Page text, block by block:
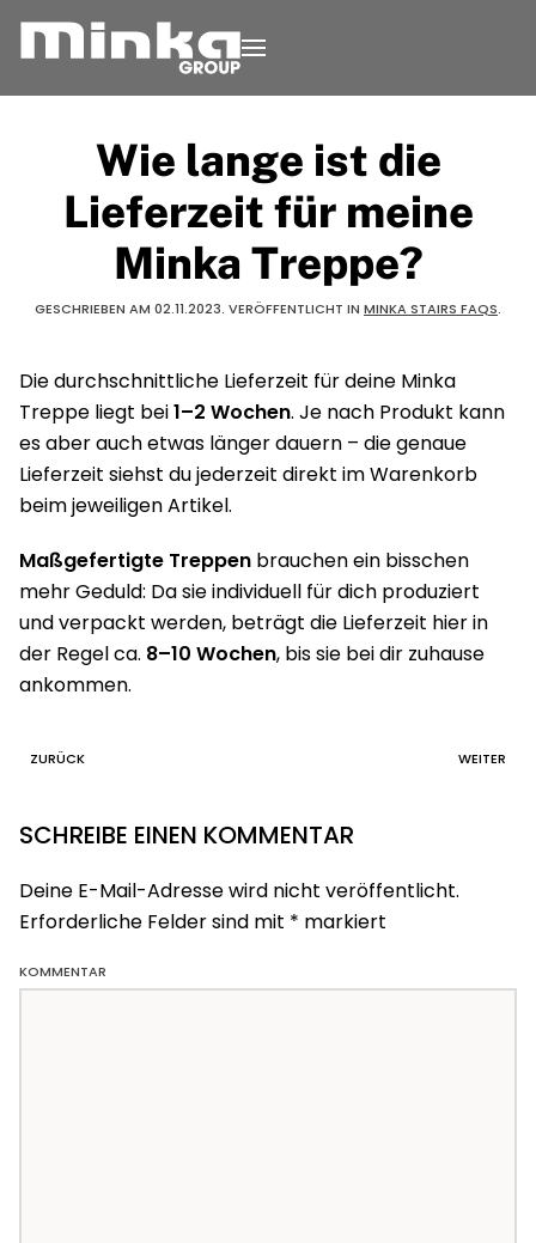
Zum Inhalt springen
Wie lange ist die
Lieferzeit für meine
Minka Treppe?
GESCHRIEBEN AM 02.11.2023. VERÖFFENTLICHT IN MINKA STAIRS FAQS.
Die durchschnittliche Lieferzeit für deine Minka
Treppe liegt bei1–2 Wochen. Je nach Produkt kann
es aber auch etwas länger dauern – die genaue
Lieferzeit siehst du jederzeit direkt im Warenkorb
beim jeweiligen Artikel.
Maßgefertigte Treppen brauchen ein bisschen
mehr Geduld: Da sie individuell für dich produziert
und verpackt werden, beträgt die Lieferzeit hier in
der Regel ca. 8–10 Wochen, bis sie bei dir zuhause
ankommen.
ZURÜCK WEITER
SCHREIBE EINEN KOMMENTAR
Deine E-Mail-Adresse wird nicht veröffentlicht.
Erforderliche Felder sind mit * markiert
KOMMENTAR